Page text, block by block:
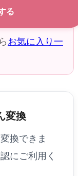
る
お気に入り一
変換
換できま
にご利用く